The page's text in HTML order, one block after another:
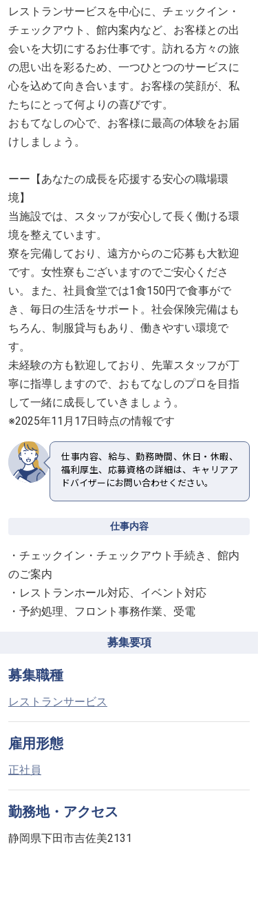
レストランサービスを中心に、チェックイン・
チェックアウト、館内案内など、お客様との出
会いを大切にするお仕事です。訪れる方々の旅
の思い出を彩るため、一つひとつのサービスに
心を込めて向き合います。お客様の笑顔が、私
たちにとって何よりの喜びです。
おもてなしの心で、お客様に最高の体験をお届
けしましょう。
ーー【あなたの成長を応援する安心の職場環
境】
当施設では、スタッフが安心して長く働ける環
境を整えています。
寮を完備しており、遠方からのご応募も大歓迎
です。女性寮もございますのでご安心くださ
い。また、社員食堂では1食150円で食事がで
き、毎日の生活をサポート。社会保険完備はも
ちろん、制服貸与もあり、働きやすい環境で
す。
未経験の方も歓迎しており、先輩スタッフが丁
寧に指導しますので、おもてなしのプロを目指
して一緒に成長していきましょう。
※2025年11月17日時点の情報です
仕事内容、給与、勤務時間、休日・休暇、
福利厚生、応募資格の詳細は、キャリアア
ドバイザーにお問い合わせください。
仕事内容
・チェックイン・チェックアウト手続き、館内
のご案内
・レストランホール対応、イベント対応
・予約処理、フロント事務作業、受電
募集要項
募集職種
レストランサービス
雇用形態
正社員
勤務地・アクセス
静岡県下田市吉佐美2131